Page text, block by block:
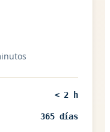
< 2 h
365 días